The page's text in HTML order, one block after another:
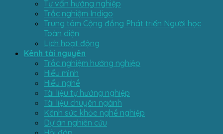
Tư vấn hướng nghiệp
Trắc nghiệm Indigo
Trung tâm Cộng đồng Phát triển Người học
Toàn diện
Lịch hoạt động
Kênh tài nguyên
Trắc nghiệm hướng nghiệp
Hiểu mình
Hiểu nghề
Tài liệu tự hướng nghiệp
Tài liệu chuyên ngành
Kênh sức khỏe nghề nghiệp
Dự án nghiên cứu